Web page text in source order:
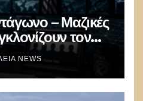
– Μαζικές
τον
των ΗΠΑ
NEWS